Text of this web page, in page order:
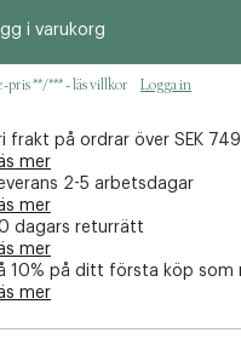
i varukorg
pris **/*** - läs villkor Logga in
frakt på ordrar över SEK
mer
2-5 arbetsdagar
mer
dagars returrätt
mer
10% på ditt första köp som
mer